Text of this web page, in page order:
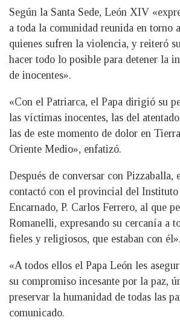
Según la Santa Sede, León XIV
a toda la comunidad reunida en torno
quienes sufren la violencia, y reiteró
hacer todo lo posible para detener la
de inocentes».
«Con el Patriarca, el Papa dirigió su
las víctimas inocentes, las del
las de este momento de dolor en
Oriente Medio», enfatizó.
Después de conversar con Pizzaballa,
contactó con el provincial del
Encarnado, P. Carlos Ferrero, al que
Romanelli, expresando su cercanía a
fieles y religiosos, que estaban con él».
«A todos ellos el Papa León les
su compromiso incesante por la paz,
preservar la humanidad de todas las
comunicado.